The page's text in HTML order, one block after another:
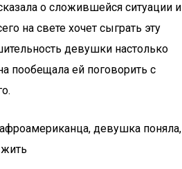
о сложившейся ситуации и
на свете хочет сыграть эту
девушки настолько
пообещала ей поговорить с
девушка поняла,